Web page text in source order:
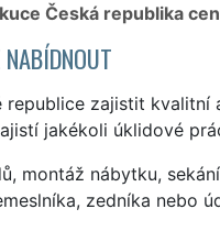
Česká republika
republice zajistit
jakékoli úklidové
montáž nábytku,
zedníka nebo